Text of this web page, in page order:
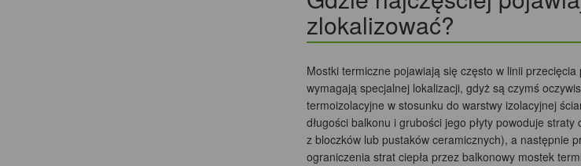
zlokalizować?
Mostki termiczne pojawiają się często w linii
wymagają specjalnej lokalizacji, gdyż są czymś
termoizolacyjne w stosunku do warstwy izolacyjnej
długości balkonu i grubości jego płyty powoduje
z bloczków lub pustaków ceramicznych), a następnie
ograniczenia strat ciepła przez balkonowy mostek